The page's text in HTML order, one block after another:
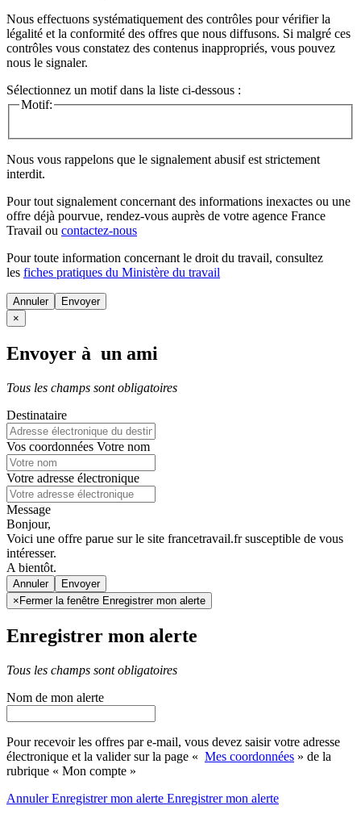
Nous effectuons systématiquement des contrôles pour vérifier la
légalité et la conformité des offres que nous diffusons. Si malgré ces
contrôles vous constatez des contenus inappropriés, vous pouvez
nous le signaler.
Sélectionnez un motif dans la liste ci-dessous :
Motif:
Nous vous rappelons que le signalement abusif est strictement
interdit.
Pour tout signalement concernant des informations inexactes ou une
offre déjà pourvue, rendez-vous auprès de votre agence France
Travail ou contactez-nous
Pour toute information concernant le droit du travail, consultez
les fiches pratiques du Ministère du travail
Annuler
×
Envoyer à un ami
Tous les champs sont obligatoires
Destinataire
Vos coordonnées Votre nom
Votre adresse électronique
Message
Bonjour,
Voici une offre parue sur le site francetravail.fr susceptible de vous
intéresser.
A bientôt.
Annuler
× Fermer la fenêtre Enregistrer mon alerte
Enregistrer mon alerte
Tous les champs sont obligatoires
Nom de mon alerte
Pour recevoir les offres par e-mail, vous devez saisir votre adresse
électronique et la valider sur la page « Mes coordonnées » de la
rubrique « Mon compte »
AnnulerEnregistrer mon alerte Enregistrermon alerte